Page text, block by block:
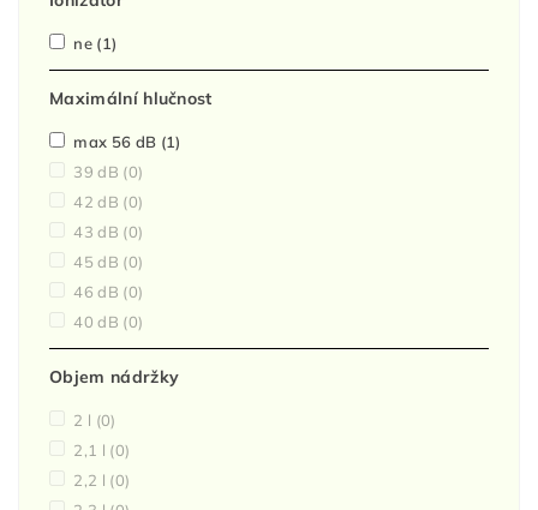
ne (1)
Maximální hlučnost
max 56 dB (1)
39 dB (0)
42 dB (0)
43 dB (0)
45 dB (0)
46 dB (0)
40 dB (0)
Objem nádržky
2 l (0)
2,1 l (0)
2,2 l (0)